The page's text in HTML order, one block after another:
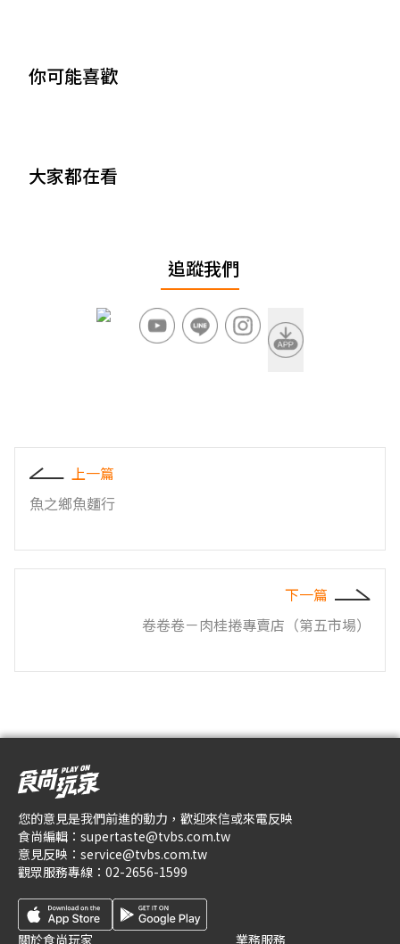
你可能喜歡
大家都在看
追蹤我們
上一篇
魚之鄉魚麵行
下一篇
卷卷卷－肉桂捲專賣店（第五市場）
您的意見是我們前進的動力，歡迎來信或來電反映
食尚編輯： supertaste@tvbs.com.tw
意見反映： service@tvbs.com.tw
觀眾服務專線： 02-2656-1599
關於食尚玩家 業務服務